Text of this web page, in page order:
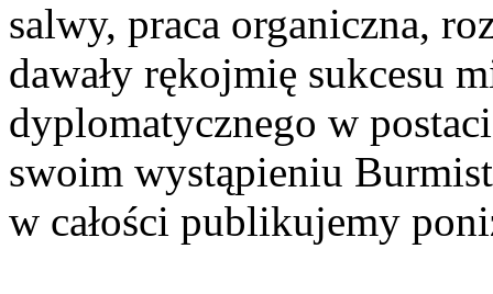
salwy, praca organiczna,
dawały rękojmię sukcesu
dyplomatycznego w
swoim wystąpieniu
w całości publikujemy